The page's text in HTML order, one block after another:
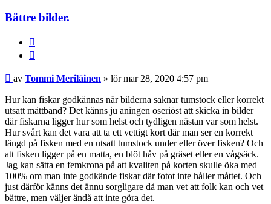
Bättre bilder.
Inlägg
av Tommi Meriläinen » lör mar 28, 2020 4:57 pm
Hur kan fiskar godkännas när bilderna saknar tumstock eller korrekt
utsatt måttband? Det känns ju aningen oseriöst att skicka in bilder
där fiskarna ligger hur som helst och tydligen nästan var som helst.
Hur svårt kan det vara att ta ett vettigt kort där man ser en korrekt
längd på fisken med en utsatt tumstock under eller över fisken? Och
att fisken ligger på en matta, en blöt håv på gräset eller en vågsäck.
Jag kan sätta en femkrona på att kvaliten på korten skulle öka med
100% om man inte godkände fiskar där fotot inte håller måttet. Och
just därför känns det ännu sorgligare då man vet att folk kan och vet
bättre, men väljer ändå att inte göra det.